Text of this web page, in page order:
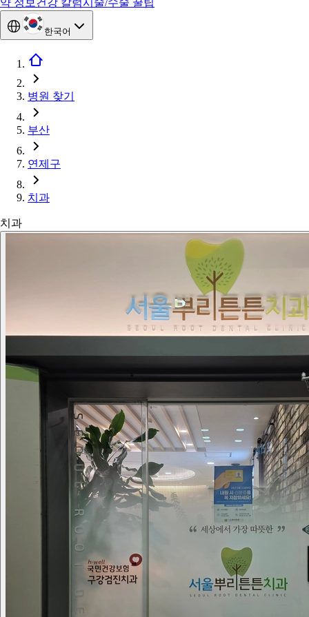
약 정보 건강 칼럼시술/수술 꿀팁
한국어
병원 찾기
부산
연제구
치과
치과